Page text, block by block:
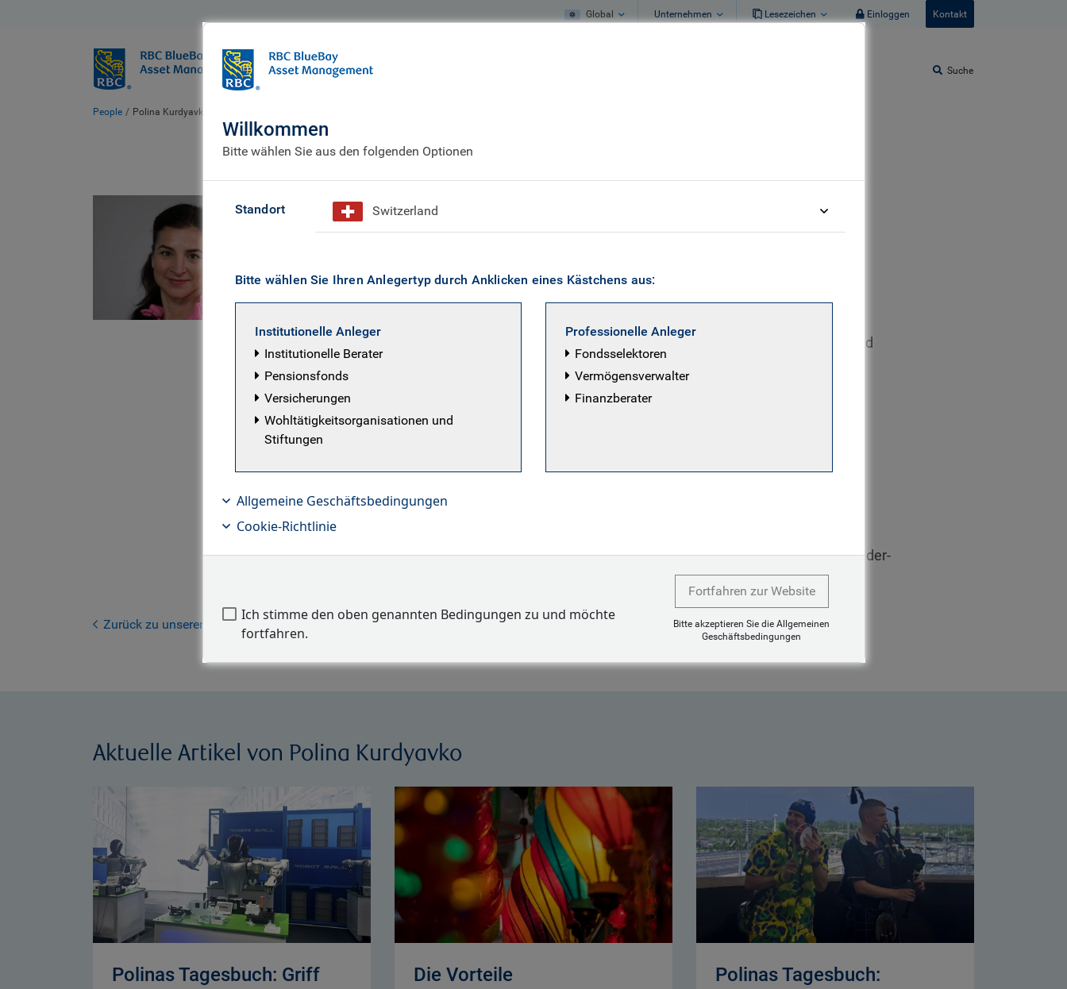
Global Unternehmen Lesezeichen Einloggen Kontakt
BlueBay
Wer wir sind Suche
People Polina Kurdyavko
Polina Kurdyavko
leitende Portfoliomanagerin für mehrere Flaggschiff-Fonds in EM-Staatsanleihen, Credits und
Karriere im Bereich Schwellenländer nach der russischen Finanzkrise im Jahr 1998 und hat
seither ein breites Spektrum an Kapitalanlagen in den Schwellenländern kennen gelernt.
Polina kam im Juli 2005 von der UBS, wo sie als Credit-Analystin im Bereich EM Corporate
Schwellenländern sowie die Unterstützung des Researchs für die Primäremission von
Unternehmensanleihen. Zuvor war Polina bei Alliance Capital als Aktienanalystin für
Schwellenländer tätig und leistete anschließend Pionierarbeit im quantitativen Schwellenländer-
Research des Unternehmens. Sie begann ihre Karriere in einer Makro-Research-Boutique in
Russland. Polina hat einen MSc (Hons) in Finanzen von der People's Friendship University of
Russia in Moskau und ist CFA Charterholder.
Zurück zu unserem Team
Aktuelle Artikel von Polina Kurdyavko
Polinas Tagesbuch: Griff
Die Vorteile
Polinas Tagesbuch:
Willkommen
Bitte wählen Sie aus den folgenden Optionen
Standort Switzerland
Bitte wählen Sie Ihren Anlegertyp durch Anklicken eines Kästchens aus:
Institutionelle Anleger
Institutionelle Berater
Pensionsfonds
Versicherungen
Wohltätigkeitsorganisationen und
Stiftungen
Professionelle Anleger
Fondsselektoren
Vermögensverwalter
Finanzberater
Allgemeine Geschäftsbedingungen
Cookie-Richtlinie
Ich stimme den oben genannten Bedingungen zu und möchte
fortfahren.
Fortfahren zur Website
Bitte akzeptieren Sie die Allgemeinen
Geschäftsbedingungen